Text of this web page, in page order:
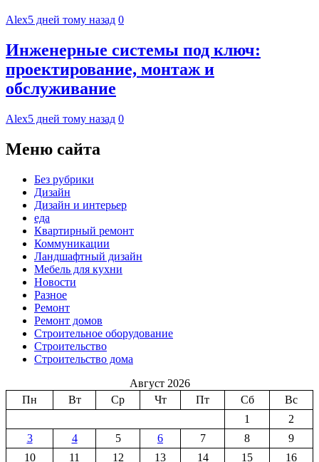
Alex5 дней тому назад 0
Инженерные системы под ключ:
проектирование, монтаж и
обслуживание
Alex5 дней тому назад 0
Меню сайта
Без рубрики
Дизайн
Дизайн и интерьер
еда
Квартирный ремонт
Коммуникации
Ландшафтный дизайн
Мебель для кухни
Новости
Разное
Ремонт
Ремонт домов
Строительное оборудование
Строительство
Строительство дома
Август 2026
Пн
Вт Ср Чт Пт Сб
Вс
1
2
3
4 5 6 7 8
9
10
11 12 13 14 15 16